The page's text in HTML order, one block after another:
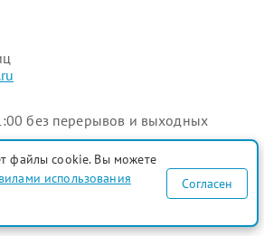
без перерывов и выходных
файлы cookie. Вы можете
использования
Согласен